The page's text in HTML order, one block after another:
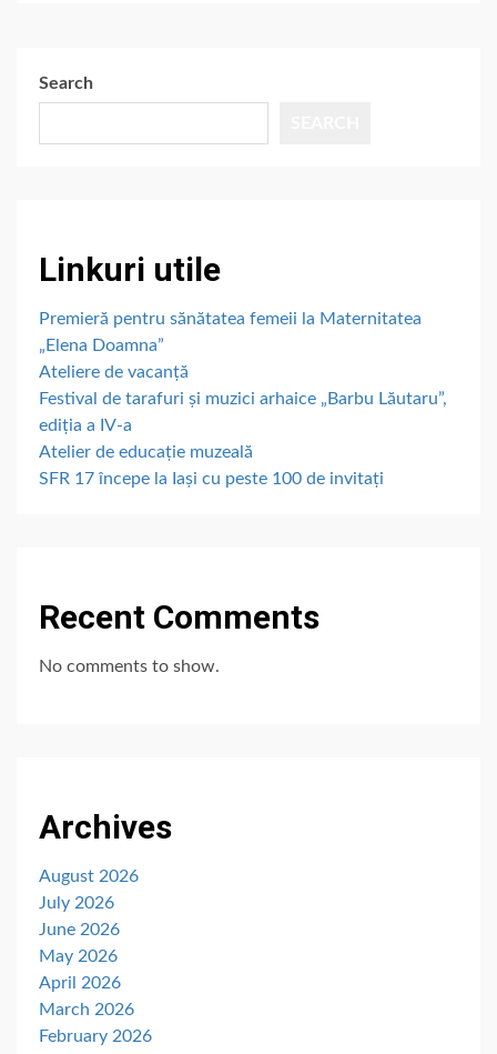
Search
Linkuri utile
Premieră pentru sănătatea femeii la Maternitatea
„Elena Doamna”
Ateliere de vacanță
Festival de tarafuri și muzici arhaice „Barbu Lăutaru”,
ediția a IV-a
Atelier de educație muzeală
SFR 17 începe la Iași cu peste 100 de invitați
Recent Comments
No comments to show.
Archives
August 2026
July 2026
June 2026
May 2026
April 2026
March 2026
February 2026